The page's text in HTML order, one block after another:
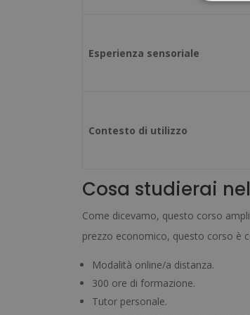
Esperienza sensoriale
Contesto di utilizzo
Cosa studierai
Come dicevamo, questo corso
prezzo economico, questo corso è
Modalità online/a distanza.
300 ore di formazione.
Tutor personale.